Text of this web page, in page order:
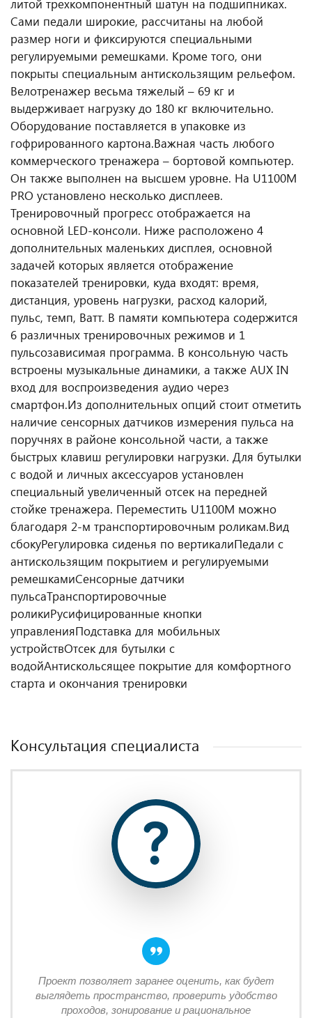
литой трехкомпонентный шатун на подшипниках.
Сами педали широкие, рассчитаны на любой
размер ноги и фиксируются специальными
регулируемыми ремешками. Кроме того, они
покрыты специальным антискользящим рельефом.
Велотренажер весьма тяжелый – 69 кг и
выдерживает нагрузку до 180 кг включительно.
Оборудование поставляется в упаковке из
гофрированного картона.Важная часть любого
коммерческого тренажера – бортовой компьютер.
Он также выполнен на высшем уровне. На U1100M
PRO установлено несколько дисплеев.
Тренировочный прогресс отображается на
основной LED-консоли. Ниже расположено 4
дополнительных маленьких дисплея, основной
задачей которых является отображение
показателей тренировки, куда входят: время,
дистанция, уровень нагрузки, расход калорий,
пульс, темп, Ватт. В памяти компьютера содержится
6 различных тренировочных режимов и 1
пульсозависимая программа. В консольную часть
встроены музыкальные динамики, а также AUX IN
вход для воспроизведения аудио через
смартфон.Из дополнительных опций стоит отметить
наличие сенсорных датчиков измерения пульса на
поручнях в районе консольной части, а также
быстрых клавиш регулировки нагрузки. Для бутылки
с водой и личных аксессуаров установлен
специальный увеличенный отсек на передней
стойке тренажера. Переместить U1100M можно
благодаря 2-м транспортировочным роликам.Вид
сбокуРегулировка сиденья по вертикалиПедали с
антискользящим покрытием и регулируемыми
ремешкамиСенсорные датчики
пульсаТранспортировочные
роликиРусифицированные кнопки
управленияПодставка для мобильных
устройствОтсек для бутылки с
водойАнтискольсящее покрытие для комфортного
старта и окончания тренировки
Консультация специалиста
Проект позволяет заранее оценить, как будет
выглядеть пространство, проверить удобство
проходов, зонирование и рациональное